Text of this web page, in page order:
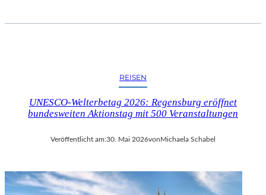
REISEN
UNESCO-Welterbetag 2026: Regensburg eröffnet
bundesweiten Aktionstag mit 500 Veranstaltungen
Veröffentlicht am:30. Mai 2026vonMichaela Schabel